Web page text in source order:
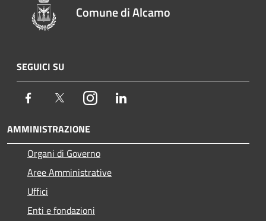
Comune di Alcamo
SEGUICI SU
Facebook TwitterInstagram
AMMINISTRAZIONE
Organi di Governo
Aree Amministrative
Uffici
Enti e fondazioni